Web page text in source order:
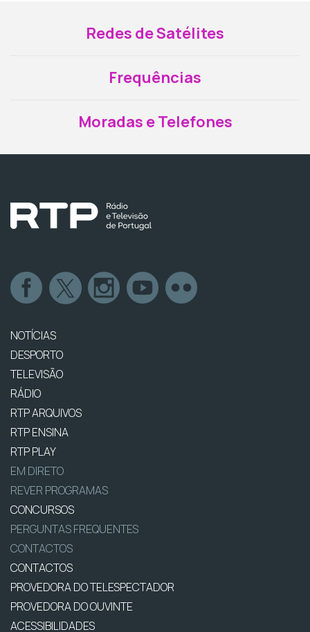
Redes de Satélites
Frequências
Moradas e Telefones
NOTÍCIAS
DESPORTO
TELEVISÃO
RÁDIO
RTP ARQUIVOS
RTP ENSINA
RTP PLAY
EM DIRETO
REVER PROGRAMAS
CONCURSOS
PERGUNTAS FREQUENTES
CONTACTOS
CONTACTOS
PROVEDORA DO TELESPECTADOR
PROVEDORA DO OUVINTE
ACESSIBILIDADES